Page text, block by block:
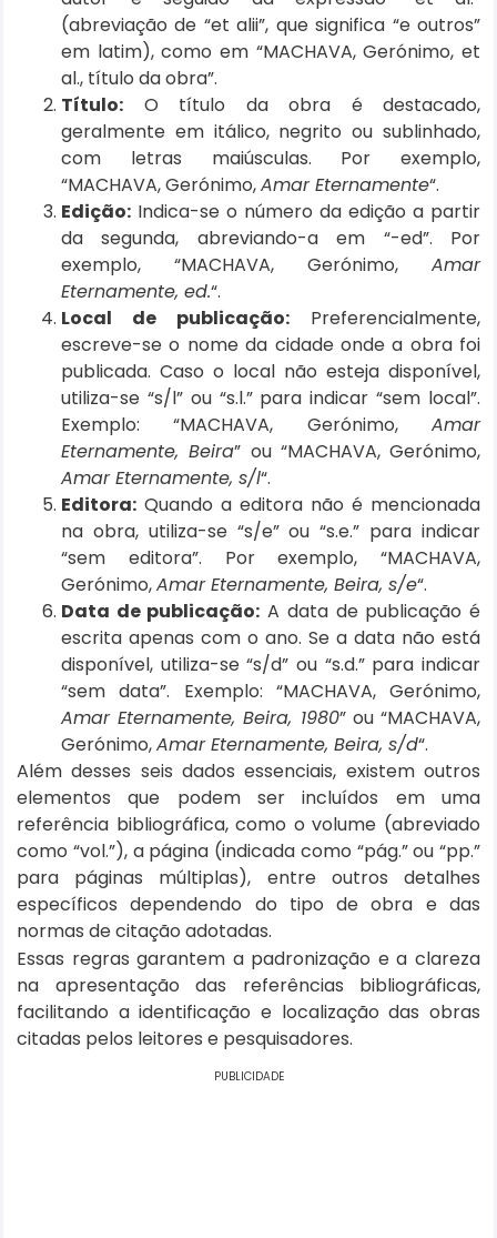
(abreviação de “et alii”, que significa “e outros”
em latim), como em “MACHAVA, Gerónimo, et
al., título da obra”.
Título: O título da obra é destacado,
geralmente em itálico, negrito ou sublinhado,
com letras maiúsculas. Por exemplo,
“MACHAVA, Gerónimo,Amar Eternamente“.
Edição: Indica-se o número da edição a partir
da segunda, abreviando-a em “-ed”. Por
exemplo, “MACHAVA, Gerónimo, Amar
Eternamente, ed.“.
Local de publicação: Preferencialmente,
escreve-se o nome da cidade onde a obra foi
publicada. Caso o local não esteja disponível,
utiliza-se “s/l” ou “s.l.” para indicar “sem local”.
Exemplo: “MACHAVA, Gerónimo, Amar
Eternamente, Beira” ou “MACHAVA, Gerónimo,
Amar Eternamente, s/l“.
Editora: Quando a editora não é mencionada
na obra, utiliza-se “s/e” ou “s.e.” para indicar
“sem editora”. Por exemplo, “MACHAVA,
Gerónimo,Amar Eternamente, Beira, s/e“.
Data de publicação: A data de publicação é
escrita apenas com o ano. Se a data não está
disponível, utiliza-se “s/d” ou “s.d.” para indicar
“sem data”. Exemplo: “MACHAVA, Gerónimo,
Amar Eternamente, Beira, 1980” ou “MACHAVA,
Gerónimo,Amar Eternamente, Beira, s/d“.
Além desses seis dados essenciais, existem outros
elementos que podem ser incluídos em uma
referência bibliográfica, como o volume (abreviado
como “vol.”), a página (indicada como “pág.” ou “pp.”
para páginas múltiplas), entre outros detalhes
específicos dependendo do tipo de obra e das
normas de citação adotadas.
Essas regras garantem a padronização e a clareza
na apresentação das referências bibliográficas,
facilitando a identificação e localização das obras
citadas pelos leitores e pesquisadores.
PUBLICIDADE